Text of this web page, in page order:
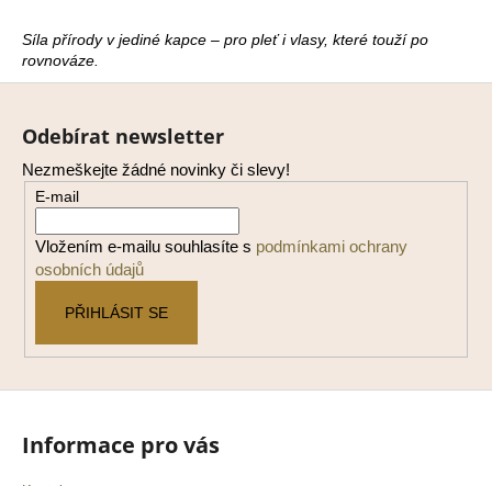
Síla přírody v jediné kapce – pro pleť i vlasy, které touží po
rovnováze.
j
í
t
?
HLEDAT
o
u
Z
Odebírat newsletter
Nezmeškejte žádné novinky či slevy!
E-mail
Vložením e-mailu souhlasíte s podmínkami ochrany
osobních údajů
PŘIHLÁSIT SE
Informace pro vás